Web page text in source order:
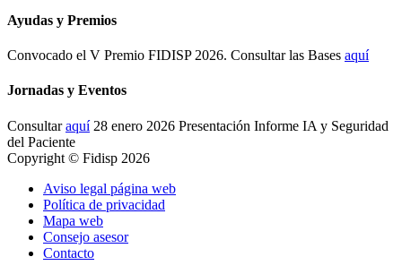
Ayudas y Premios
Convocado el V Premio FIDISP 2026. Consultar las Bases aquí
Jornadas y Eventos
Consultaraquí28 enero 2026 Presentación Informe IA y Seguridad
del Paciente
Copyright © Fidisp 2026
Aviso legal página web
Política de privacidad
Mapa web
Consejo asesor
Contacto